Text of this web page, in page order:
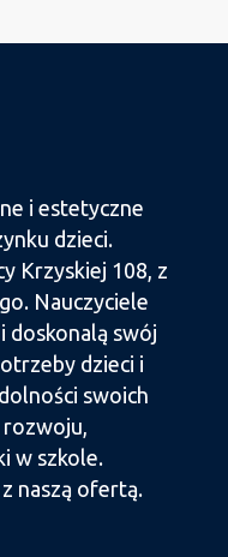
i estetyczne
dzieci.
Krzyskiej 108, z
Nauczyciele
doskonalą swój
dzieci i
swoich
rozwoju,
w szkole.
naszą ofertą.